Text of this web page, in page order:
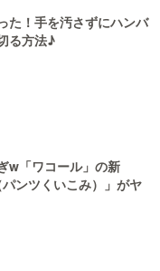
た！手を汚さずにハンバ
る方法♪
w「ワコール」の新
ンツくいこみ）」がヤ